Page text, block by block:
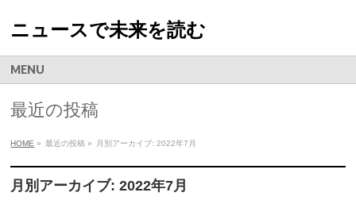
ニュースで未来を読む
MENU
最近の投稿
HOME » 最近の投稿 » 月別アーカイブ: 2022年7月
月別アーカイブ: 2022年7月